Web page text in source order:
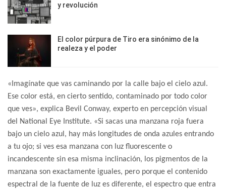
y revolución
El color púrpura de Tiro era sinónimo de la
realeza y el poder
«Imagínate que vas caminando por la calle bajo el cielo azul.
Ese color está, en cierto sentido, contaminado por todo color
que ves», explica Bevil Conway, experto en percepción visual
del National Eye Institute. «Si sacas una manzana roja fuera
bajo un cielo azul, hay más longitudes de onda azules entrando
a tu ojo; si ves esa manzana con luz fluorescente o
incandescente sin esa misma inclinación, los pigmentos de la
manzana son exactamente iguales, pero porque el contenido
espectral de la fuente de luz es diferente, el espectro que entra